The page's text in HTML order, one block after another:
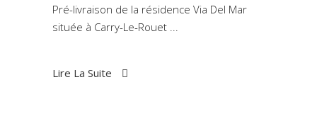
Pré-livraison de la résidence Via Del Mar
située à Carry-Le-Rouet
Lire La Suite